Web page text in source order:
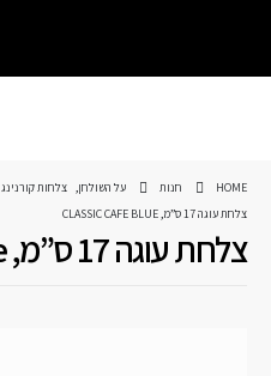
HOME חנות על השולחן, צלחות קורנינג
צלחת עוגה 17 ס”מ, CLASSIC CAFE BLUE
צלחת עוגה 17 ס”מ, Classic Cafe Blue